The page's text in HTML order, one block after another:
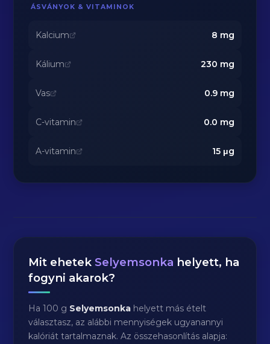
ÁSVÁNYOK & VITAMINOK
Kalcium 8 mg
Kálium 230 mg
Vas 0.9mg
C-vitamin 0.0 mg
A-vitamin 15μg
Mit ehetek Selyemsonka helyett, ha
fogyni akarok?
Ha 100 g Selyemsonka helyett más ételt
választasz, az alábbi mennyiségek ugyanannyi
kalóriát tartalmaznak. Az összehasonlítás alapja: